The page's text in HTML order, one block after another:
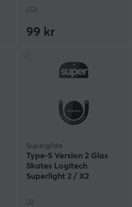
(22)
99 kr
Superglide
Type‑S Version 2 Glas
Skates Logitech
Superlight 2 / X2
(2)